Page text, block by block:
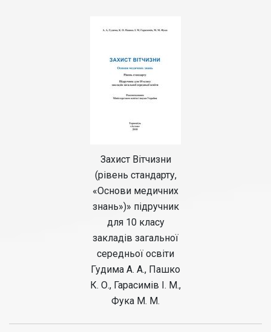
Захист Вітчизни
(рівень стандарту,
«Основи медичних
знань»)» підручник
для 10 класу
закладів загальної
середньої освіти
Гудима А. А., Пашко
К. О., Гарасимів І. М.,
Фука М. М.